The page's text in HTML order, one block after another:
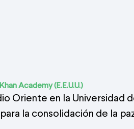
Academy(E.E.U.U.)
Oriente en la Universidad
la consolidación de la